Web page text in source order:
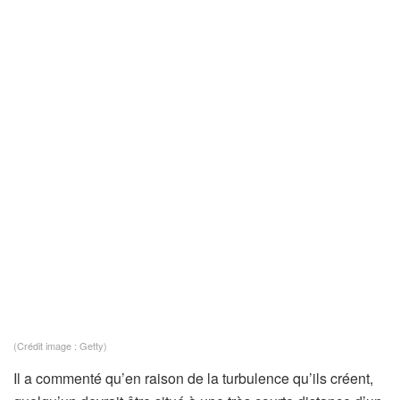
(Crédit image : Getty)
Il a commenté qu’en raison de la turbulence qu’ils créent,